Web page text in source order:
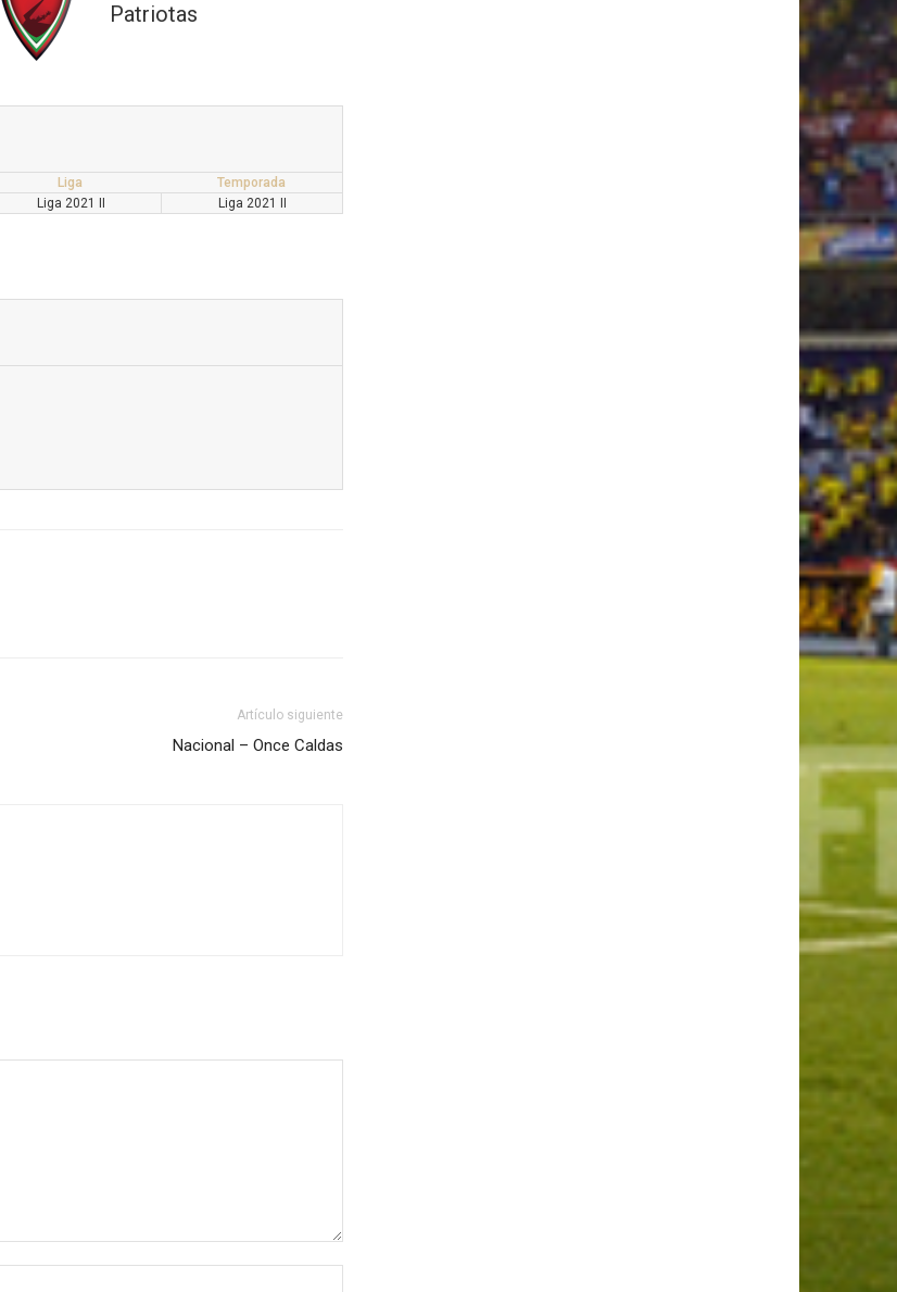
Patriotas
Liga
Temporada
Liga 2021 II Liga 2021 II
Artículo siguiente
Nacional – Once Caldas